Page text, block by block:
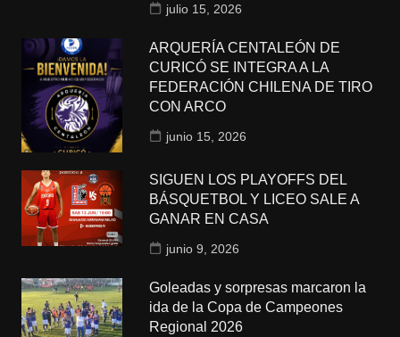
julio 15, 2026
ARQUERÍA CENTALEÓN DE
CURICÓ SE INTEGRA A LA
FEDERACIÓN CHILENA DE TIRO
CON ARCO
junio 15, 2026
SIGUEN LOS PLAYOFFS DEL
BÁSQUETBOL Y LICEO SALE A
GANAR EN CASA
junio 9, 2026
Goleadas y sorpresas marcaron la
ida de la Copa de Campeones
Regional 2026